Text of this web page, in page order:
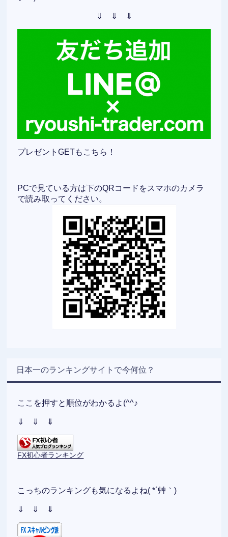
⇓ ⇓ ⇓
プレゼントGETもこちら！
PCで見ている方は下のQRコードをスマホのカメラ
で読み取ってください。
日本一のランキングサイトで今何位？
ここを押すと順位がわかるよ(^^♪
⇓ ⇓ ⇓
FX初心者ランキング
こっちのランキングも気になるよね( *´艸｀)
⇓ ⇓ ⇓